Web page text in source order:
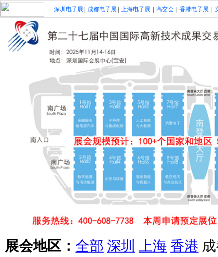
深圳电子展 成都电子展 上海电子展 高交会 香港电子展
展会地区： 全部 深圳 上海 香港